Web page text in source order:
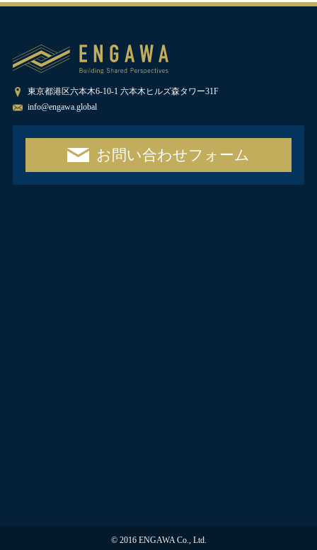
東京都港区六本木6-10-1 六本木ヒルズ森タワー31F
info@engawa.global
お問い合わせフォーム
© 2016 ENGAWA Co., Ltd.